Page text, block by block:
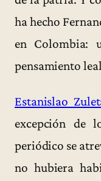
ha hecho
en Colombia:
pensamiento
Estanislao
excepción de
periódico se
no hubiera